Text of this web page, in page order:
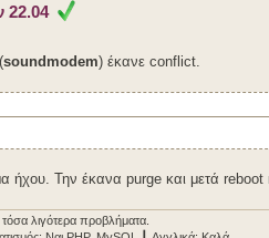
generic
22.04
soundmodem) έκανε conflict.
ήχου. Την έκανα purge και μετά reboot
τόσα λιγότερα προβλήματα.